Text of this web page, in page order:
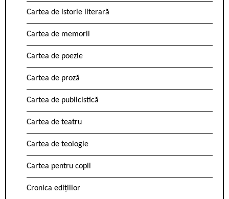
Cartea de istorie literară
Cartea de memorii
Cartea de poezie
Cartea de proză
Cartea de publicistică
Cartea de teatru
Cartea de teologie
Cartea pentru copii
Cronica edițiilor